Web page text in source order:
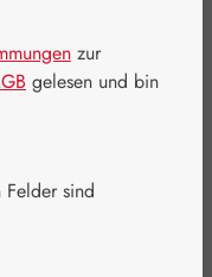
zur
gelesen und bin
sind